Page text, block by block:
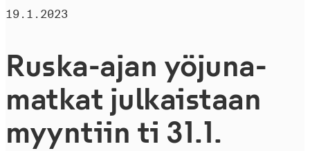
19.1.2023
Ruska-ajan yö­ju­na­
mat­kat julkaistaan
myyntiin ti 31.1.